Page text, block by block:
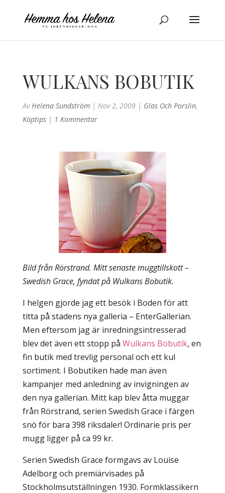
WULKANS BOBUTIK
AvHelena Sundström| Nov 2, 2009| Glas Och Porslin,
Köptips| 1 Kommentar
Bild från Rörstrand. Mitt senaste muggtillskott –
Swedish Grace, fyndat på Wulkans Bobutik.
I helgen gjorde jag ett besök i Boden för att
titta på stadens nya galleria – EnterGallerian.
Men eftersom jag är inredningsintresserad
blev det även ett stopp på Wulkans Bobutik, en
fin butik med trevlig personal och ett kul
sortiment. I Bobutiken hade man även
kampanjer med anledning av invigningen av
den nya gallerian. Mitt kap blev åtta muggar
från Rörstrand, serien Swedish Grace i färgen
snö för bara 398 riksdaler! Ordinarie pris per
mugg ligger på ca 99 kr.
Serien Swedish Grace formgavs av Louise
Adelborg och premiärvisades på
Stockholmsutställningen 1930. Formklassikern